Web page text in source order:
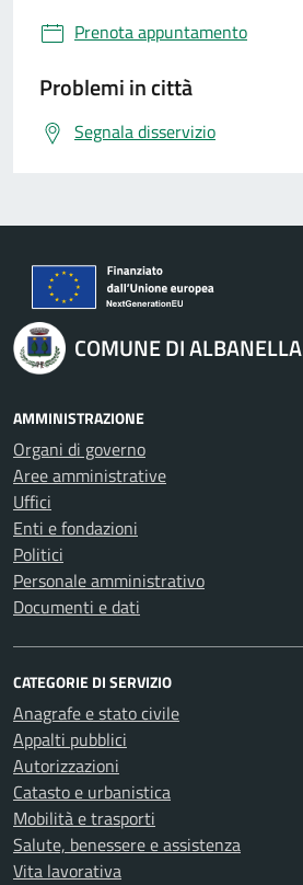
Prenota appuntamento
Problemi in città
Segnala disservizio
COMUNE DI ALBANELLA
AMMINISTRAZIONE
Organi di governo
Aree amministrative
Uffici
Enti e fondazioni
Politici
Personale amministrativo
Documenti e dati
CATEGORIE DI SERVIZIO
Anagrafe e stato civile
Appalti pubblici
Autorizzazioni
Catasto e urbanistica
Mobilità e trasporti
Salute, benessere e assistenza
Vita lavorativa